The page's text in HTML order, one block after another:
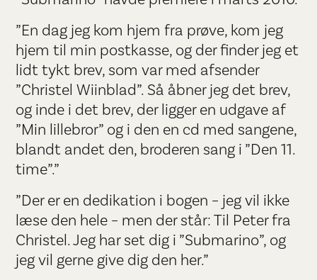
”En dag jeg kom hjem fra prøve, kom jeg
hjem til min postkasse, og der finder jeg et
lidt tykt brev, som var med afsender
”Christel Wiinblad”. Så åbner jeg det brev,
og inde i det brev, der ligger en udgave af
”Min lillebror” og i den en cd med sangene,
blandt andet den, broderen sang i ”Den 11.
time”.”
”Der er en dedikation i bogen – jeg vil ikke
læse den hele – men der står: Til Peter fra
Christel. Jeg har set dig i ”Submarino”, og
jeg vil gerne give dig den her.”